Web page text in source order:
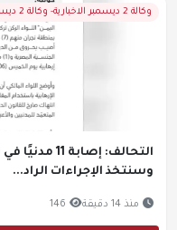
وكالة 2 ديسمبر الاخبارية- وكالة 2 ديسمبر الاخبارية - اخبار وتقارير
التحالف:
وسنتخذ الإجراءات الراد...
منذ 14 دقيقة 146